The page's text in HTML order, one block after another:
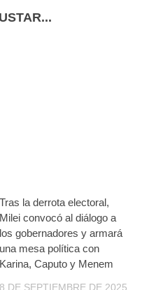
Tras la derrota electoral,
Milei convocó al diálogo a
los gobernadores y armará
una mesa política con
Karina, Caputo y Menem
8 DE SEPTIEMBRE DE 2025